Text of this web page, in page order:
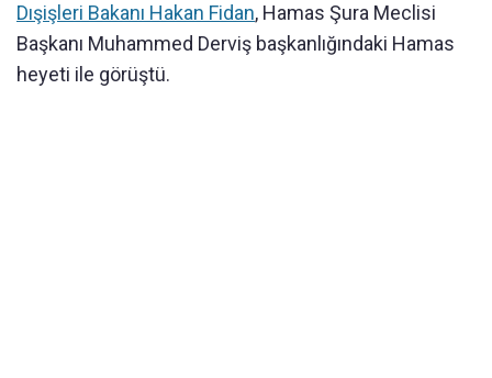
Dışişleri Bakanı Hakan Fidan, Hamas Şura Meclisi
Başkanı Muhammed Derviş başkanlığındaki Hamas
heyeti ile görüştü.